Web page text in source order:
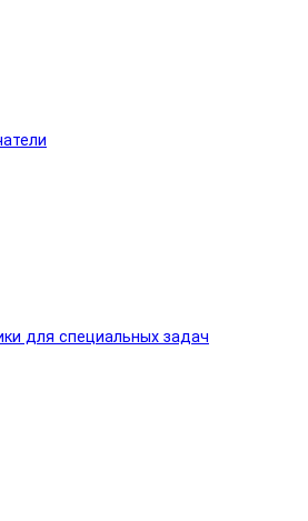
для специальных задач